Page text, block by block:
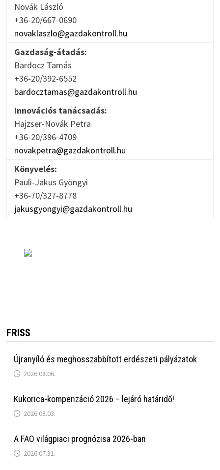
Novák László
+36-20/667-0690
novaklaszlo@gazdakontroll.hu
Gazdaság-átadás:
Bardocz Tamás
+36-20/392-6552
bardocztamas@gazdakontroll.hu
Innovációs tanácsadás:
Hajzser-Novák Petra
+36-20/396-4709
novakpetra@gazdakontroll.hu
Könyvelés:
Pauli-Jakus Gyöngyi
+36-70/327-8778
jakusgyongyi@gazdakontroll.hu
FRISS
Újranyíló és meghosszabbított erdészeti pályázatok
2026.08.06.
Kukorica-kompenzáció 2026 – lejáró határidő!
2026.08.03.
A FAO világpiaci prognózisa 2026-ban
2026.07.31.